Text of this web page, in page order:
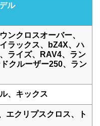
ル
ンクロスオーバー、
ラックス、bZ4X、ハ
ライズ、RAV4、ラン
クルーザー250、ラン
、キックス
エクリプスクロス、ト